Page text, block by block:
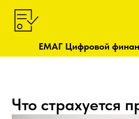
ЕМАГ Цифровой
Что страхуется